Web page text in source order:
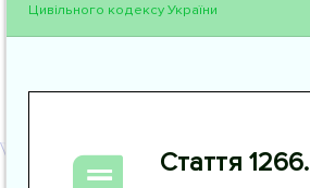
Цивільного кодексу України
Стаття 1266.